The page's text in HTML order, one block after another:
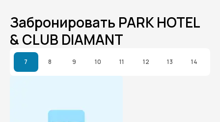
Забронировать PARK HOTEL
& CLUB DIAMANT
7 8 9 10 11 12 13 14